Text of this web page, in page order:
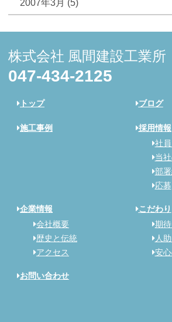
2007年3月 (5)
株式会社 風間建設工業所
047-434-2125
トップ ブログ
施工事例
採用情報
社
当
部
応募
企業情報
会社概要
歴史と伝統
アクセス
こだわり
期
人
安
お問い合わせ